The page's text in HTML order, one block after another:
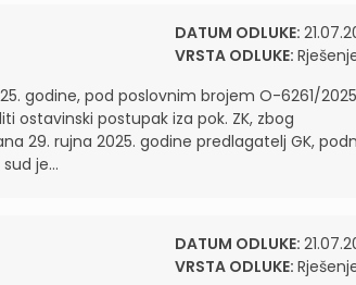
DATUM ODLUKE:
VRSTA ODLUKE:
godine, pod poslovnim brojem O-6261/
ostavinski postupak iza pok. ZK, zbog
29. rujna 2025. godine predlagatelj GK,
je...
DATUM ODLUKE:
VRSTA ODLUKE: